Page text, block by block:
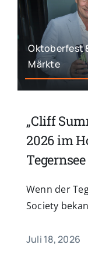
Oktoberfest
Märkte
„Cliff
2026 im
Tegernsee
Wenn der
Society
Juli 18, 2026